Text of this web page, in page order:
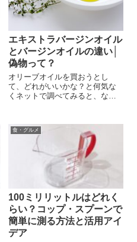
エキストラバージンオイル
とバージンオイルの違い│
偽物って？
オリーブオイルを買おうとし
て、どれがいいかな？と何気な
くネットで調べてみると、なぜ
ってどういうことでしょう？ オ
リーブオイルには、サラダ油に
はない、何かがあるようです。
等級とか、酸度...
食・グルメ
100ミリリットルはどれく
らい？コップ・スプーンで
簡単に測る方法と活用アイ
デア